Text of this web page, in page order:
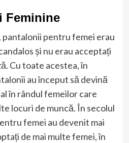
Feminine
pantalonii pentru femei erau
și nu erau acceptați
Cu toate acestea, în
au început să devină
în rândul femeilor care
locuri de muncă. În secolul
femei au devenit mai
de mai multe femei, în